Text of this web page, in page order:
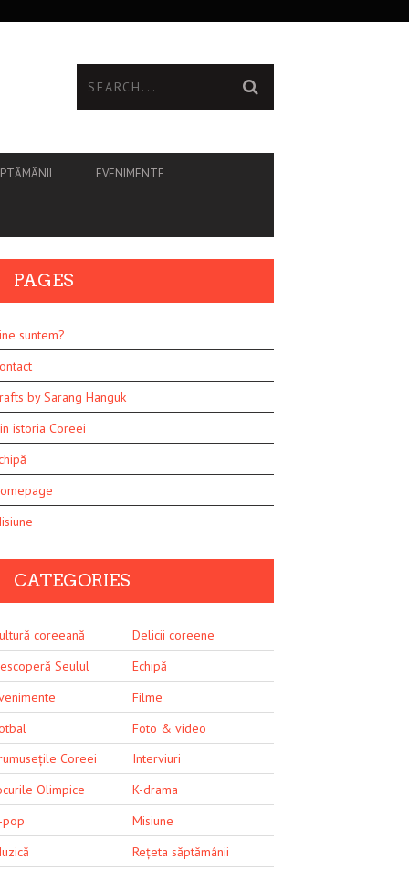
EVENIMENTE
PAGES
suntem?
by Sarang Hanguk
istoria Coreei
CATEGORIES
coreeană
Delicii coreene
Seulul
Echipă
Filme
Foto & video
Coreei
Interviuri
Olimpice
K-drama
pop
Misiune
Rețeta săptămânii